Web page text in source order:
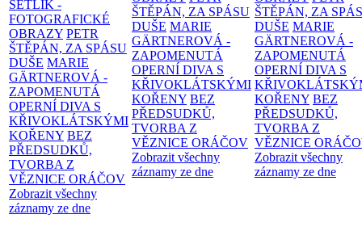
ŠETLÍK -
FOTOGRAFICKÉ
OBRAZY PETR
ŠTĚPÁN, ZA SPÁSU
DUŠE MARIE
GÄRTNEROVÁ -
ZAPOMENUTÁ
OPERNÍ DIVA S
KŘIVOKLÁTSKÝMI
KOŘENY BEZ
PŘEDSUDKŮ,
TVORBA Z
VĚZNICE ORÁČOV
Zobrazit všechny
záznamy ze dne
ŠTĚPÁN, ZA SPÁSU
DUŠE MARIE
GÄRTNEROVÁ -
ZAPOMENUTÁ
OPERNÍ DIVA S
KŘIVOKLÁTSKÝMI
KOŘENY BEZ
PŘEDSUDKŮ,
TVORBA Z
VĚZNICE ORÁČOV
Zobrazit všechny
záznamy ze dne
ŠTĚPÁN, ZA
DUŠE MARIE
GÄRTNEROVÁ -
ZAPOMENUTÁ
OPERNÍ DIVA S
KOŘENY BEZ
PŘEDSUDKŮ,
TVORBA Z
VĚZNICE
Zobrazit všechny
záznamy ze dne